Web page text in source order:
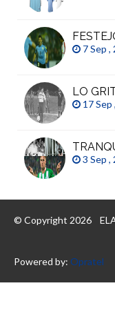
7 Sep ,
LO
17 Sep
3 Sep ,
© Copyright 2026
Powered by: Opratel